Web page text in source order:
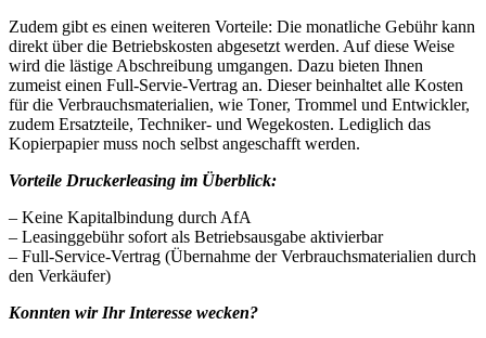
Zudem gibt es einen weiteren Vorteile: Die monatliche Gebühr kann
direkt über die Betriebskosten abgesetzt werden. Auf diese Weise
wird die lästige Abschreibung umgangen. Dazu bieten Ihnen
zumeist einen Full-Servie-Vertrag an. Dieser beinhaltet alle Kosten
für die Verbrauchsmaterialien, wie Toner, Trommel und Entwickler,
zudem Ersatzteile, Techniker- und Wegekosten. Lediglich das
Kopierpapier muss noch selbst angeschafft werden.
Vorteile Druckerleasing im Überblick:
– Keine Kapitalbindung durch AfA
– Leasinggebühr sofort als Betriebsausgabe aktivierbar
– Full-Service-Vertrag (Übernahme der Verbrauchsmaterialien durch
den Verkäufer)
Konnten wir Ihr Interesse wecken?